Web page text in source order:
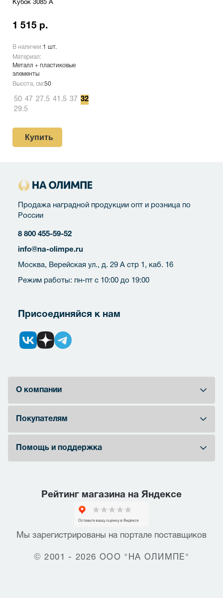
Кубок 3085 A
1 515 р.
В наличии:1 шт.
Материал:
Металл + пластиковые
элементы
Высота, см:50
50 47 27.5 41.5 37 32
29.5
Купить
Продажа наградной продукции опт и розница по
России
8 800 455-59-52
info@na-olimpe.ru
Москва, Верейская ул., д. 29 А стр 1, каб. 16
Режим работы: пн-пт с 10:00 до 19:00
Присоединяйся к нам
О компании
Покупателям
Помощь и поддержка
Рейтинг магазина на Яндексе
Мы зарегистрированы на портале поставщиков
© 2001 - 2026 ООО "НА ОЛИМПЕ"